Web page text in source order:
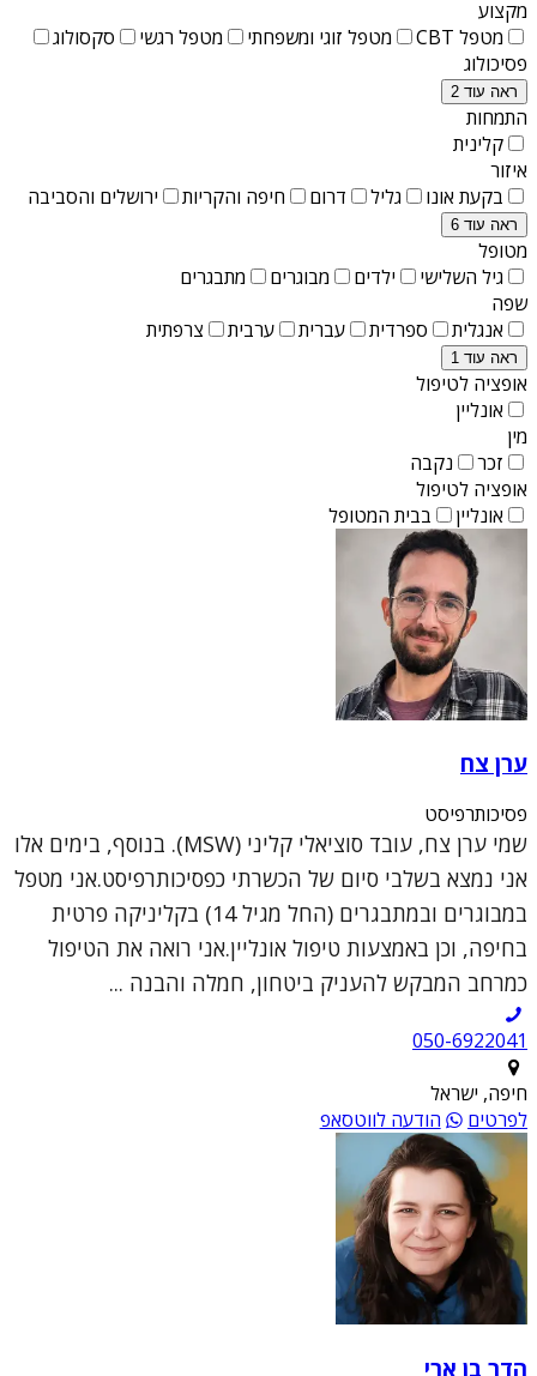
מקצוע
מטפל CBT
מטפל זוגי ומשפחתי מטפל רגשי
סקסולוג
פסיכולוג
ראה עוד 2
התמחות
קלינית
איזור
בקעת אונו
גליל דרום חיפה והקריות ירושלים והסביבה
ראה עוד 6
מטופל
גיל השלישי
ילדים מבוגרים
מתבגרים
שפה
אנגלית
ספרדית עברית ערבית צרפתית
ראה עוד 1
אופציה לטיפול
אונליין
מין
זכר
נקבה
אופציה לטיפול
אונליין
בבית המטופל
ערן צח
פסיכותרפיסט
שמי ערן צח, עובד סוציאלי קליני (MSW). בנוסף, בימים אלו
אני נמצא בשלבי סיום של הכשרתי כפסיכותרפיסט.אני מטפל
במבוגרים ובמתבגרים (החל מגיל 14) בקליניקה פרטית
בחיפה, וכן באמצעות טיפול אונליין.אני רואה את הטיפול
כמרחב המבקש להעניק ביטחון, חמלה והבנה ...
050-6922041
חיפה, ישראל
לפרטים
הודעה לווטסאפ
הדר בן ארי